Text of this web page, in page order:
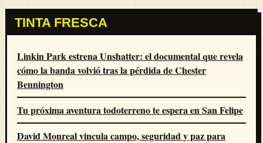
TINTA FRESCA
Linkin Park estrena Unshatter: el documental que revela
cómo la banda volvió tras la pérdida de Chester
Bennington
Tu próxima aventura todoterreno te espera en San Felipe
David Monreal vincula campo, seguridad y paz para